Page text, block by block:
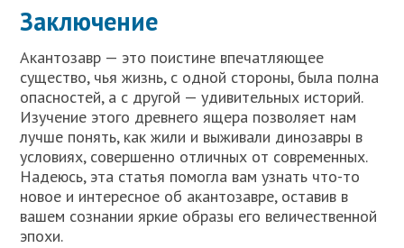
Заключение
Акантозавр — это поистине впечатляющее
существо, чья жизнь, с одной стороны, была полна
опасностей, а с другой — удивительных историй.
Изучение этого древнего ящера позволяет нам
лучше понять, как жили и выживали динозавры в
условиях, совершенно отличных от современных.
Надеюсь, эта статья помогла вам узнать что-то
новое и интересное об акантозавре, оставив в
вашем сознании яркие образы его величественной
эпохи.